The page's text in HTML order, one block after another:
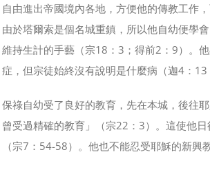
自由進出帝國境內各地，方便他的傳教工作
由於塔爾索是個名城重鎮，所以他自幼便學
維持生計的手藝（宗18：3；得前2：9）。
症，但宗徒始終沒有說明是什麼病（迦4：13
保祿自幼受了良好的教育，先在本城，後往
曾受過精確的教育」（宗22：3）。這使他
（宗7：54-58）。他也不能忍受耶穌的新興